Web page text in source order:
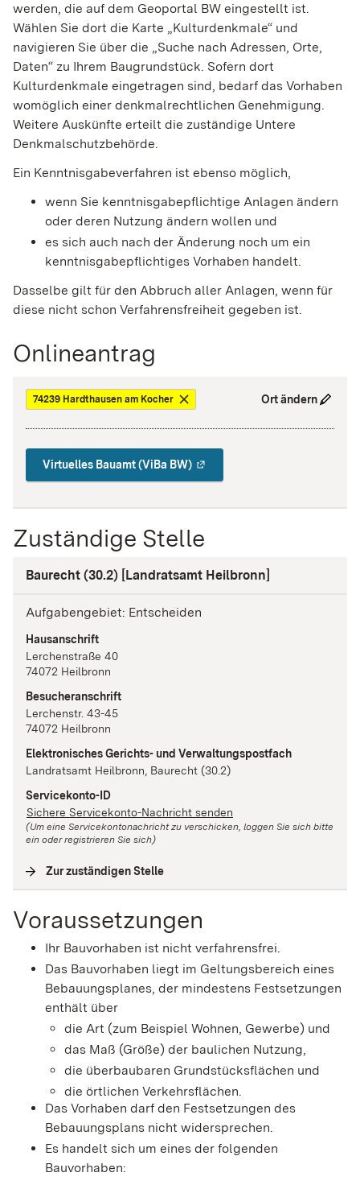
werden, die auf dem Geoportal BW eingestellt ist.
Wählen Sie dort die Karte „Kulturdenkmale“ und
navigieren Sie über die „Suche nach Adressen, Orte,
Daten“ zu Ihrem Baugrundstück. Sofern dort
Kulturdenkmale eingetragen sind, bedarf das Vorhaben
womöglich einer denkmalrechtlichen Genehmigung.
Weitere Auskünfte erteilt die zuständige Untere
Denkmalschutzbehörde.
Ein Kenntnisgabeverfahren ist ebenso möglich,
wenn Sie kenntnisgabepflichtige Anlagen ändern
oder deren Nutzung ändern wollen und
es sich auch nach der Änderung noch um ein
kenntnisgabepflichtiges Vorhaben handelt.
Dasselbe gilt für den Abbruch aller Anlagen, wenn für
diese nicht schon Verfahrensfreiheit gegeben ist.
Onlineantrag
74239 Hardthausen am Kocher Ort ändern
Virtuelles Bauamt (ViBa BW)
Zuständige Stelle
Baurecht (30.2) [Landratsamt Heilbronn]
Aufgabengebiet: Entscheiden
Hausanschrift
Lerchenstraße 40
74072 Heilbronn
Besucheranschrift
Lerchenstr. 43-45
74072 Heilbronn
Elektronisches Gerichts- und Verwaltungspostfach
Landratsamt Heilbronn, Baurecht (30.2)
Servicekonto-ID
Sichere Servicekonto-Nachricht senden
(Um eine Servicekontonachricht zu verschicken, loggen Sie sich bitte
ein oder registrieren Sie sich)
Zur zuständigen Stelle
Voraussetzungen
Ihr Bauvorhaben ist nicht verfahrensfrei.
Das Bauvorhaben liegt im Geltungsbereich eines
Bebauungsplanes, der mindestens Festsetzungen
enthält über
die Art (zum Beispiel Wohnen, Gewerbe) und
das Maß (Größe) der baulichen Nutzung,
die überbaubaren Grundstücksflächen und
die örtlichen Verkehrsflächen.
Das Vorhaben darf den Festsetzungen des
Bebauungsplans nicht widersprechen.
Es handelt sich um eines der folgenden
Bauvorhaben: